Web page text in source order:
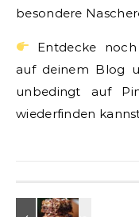
besondere
Entdecke
auf deinem Blog
unbedingt auf
wiederfinden